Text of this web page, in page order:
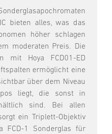
bieten alles, was das
höher schlagen
moderaten Preis. Die
mit Hoya FCD01-ED
ermöglicht eine
über dem Niveau
liegt, die sonst in
sind. Bei allen
ein Triplett-Objektiv
FCD-1 Sonderglas für